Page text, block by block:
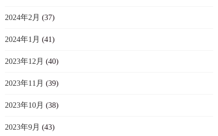
2024年2月 (37)
2024年1月 (41)
2023年12月 (40)
2023年11月 (39)
2023年10月 (38)
2023年9月 (43)